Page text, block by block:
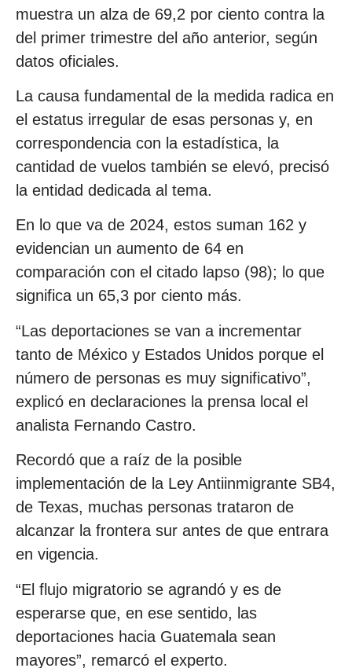
muestra un alza de 69,2 por ciento contra la
del primer trimestre del año anterior, según
datos oficiales.
La causa fundamental de la medida radica en
el estatus irregular de esas personas y, en
correspondencia con la estadística, la
cantidad de vuelos también se elevó, precisó
la entidad dedicada al tema.
En lo que va de 2024, estos suman 162 y
evidencian un aumento de 64 en
comparación con el citado lapso (98); lo que
significa un 65,3 por ciento más.
“Las deportaciones se van a incrementar
tanto de México y Estados Unidos porque el
número de personas es muy significativo”,
explicó en declaraciones la prensa local el
analista Fernando Castro.
Recordó que a raíz de la posible
implementación de la Ley Antiinmigrante SB4,
de Texas, muchas personas trataron de
alcanzar la frontera sur antes de que entrara
en vigencia.
“El flujo migratorio se agrandó y es de
esperarse que, en ese sentido, las
deportaciones hacia Guatemala sean
mayores”, remarcó el experto.